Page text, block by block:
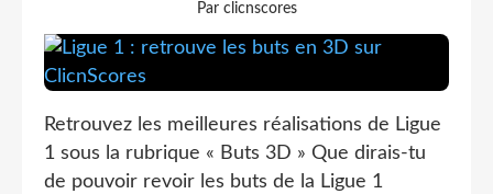
Par clicnscores
Retrouvez les meilleures réalisations de Ligue
1 sous la rubrique « Buts 3D » Que dirais-tu
de pouvoir revoir les buts de la Ligue 1